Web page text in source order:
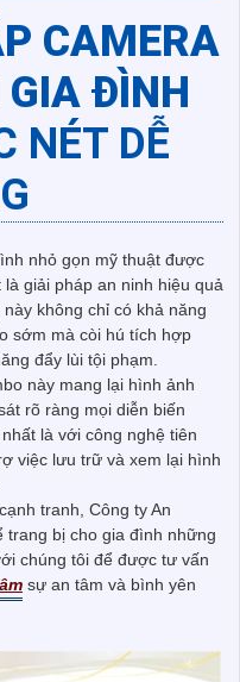
CAMERA
GIA ĐÌNH
NÉT DỄ
nhỏ gọn mỹ thuật được
giải pháp an ninh hiệu quả
không chỉ có khả năng
sớm mà còi hú tích hợp
đẩy lùi tội phạm.
này mang lại hình ảnh
rõ ràng mọi diễn biến
là với công nghệ tiên
việc lưu trữ và xem lại hình
tranh, Công ty An
trang bị cho gia đình những
chúng tôi để được tư vấn
sự an tâm và bình yên